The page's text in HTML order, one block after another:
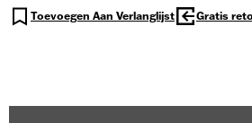
Toevoegen Aan Verlanglijst Gratis